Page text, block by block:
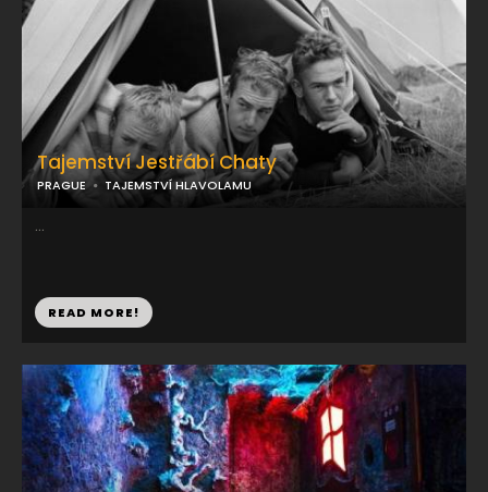
Tajemství Jestřábí Chaty
PRAGUE TAJEMSTVÍ HLAVOLAMU
...
READ MORE!